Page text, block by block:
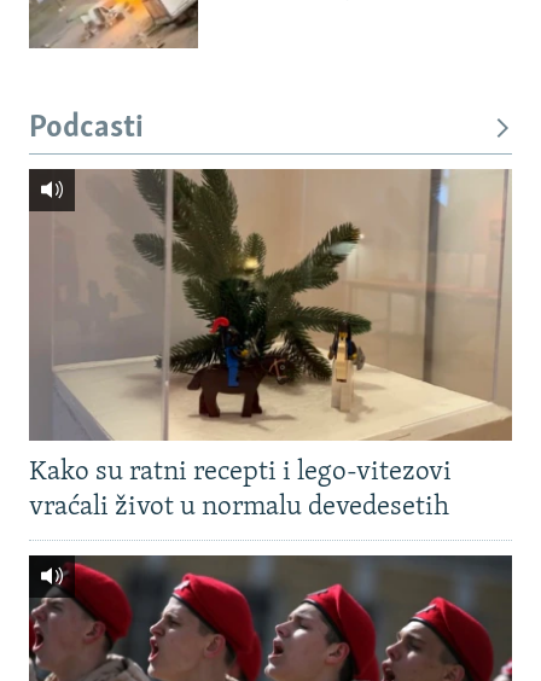
Podcasti
Kako su ratni recepti i lego-vitezovi
vraćali život u normalu devedesetih